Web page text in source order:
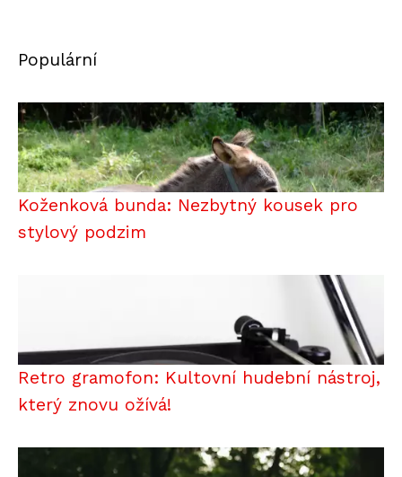
Populární
Koženková bunda: Nezbytný kousek pro
stylový podzim
Retro gramofon: Kultovní hudební nástroj,
který znovu ožívá!